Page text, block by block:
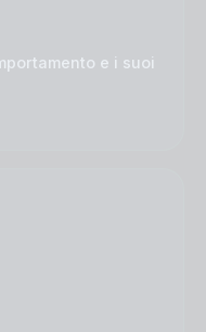
e i suoi